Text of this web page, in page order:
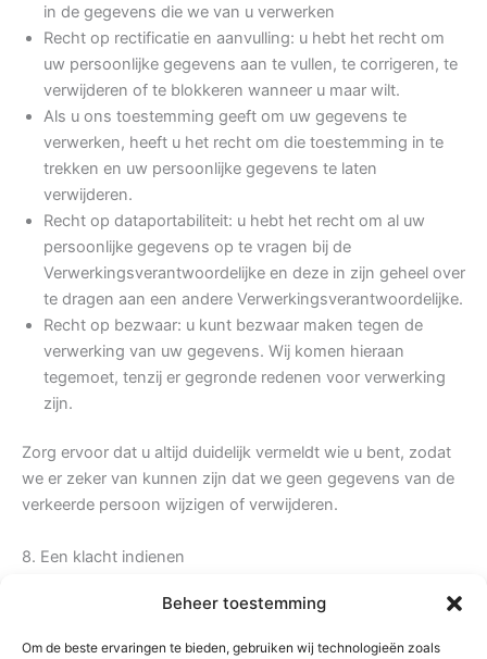
Beheer toestemming
Om de beste ervaringen te bieden, gebruiken wij technologieën zoals
in de gegevens die we van u verwerken
Recht op rectificatie en aanvulling: u hebt het recht om
uw persoonlijke gegevens aan te vullen, te corrigeren, te
verwijderen of te blokkeren wanneer u maar wilt.
Als u ons toestemming geeft om uw gegevens te
verwerken, heeft u het recht om die toestemming in te
trekken en uw persoonlijke gegevens te laten
verwijderen.
Recht op dataportabiliteit: u hebt het recht om al uw
persoonlijke gegevens op te vragen bij de
Verwerkingsverantwoordelijke en deze in zijn geheel over
te dragen aan een andere Verwerkingsverantwoordelijke.
Recht op bezwaar: u kunt bezwaar maken tegen de
verwerking van uw gegevens. Wij komen hieraan
tegemoet, tenzij er gegronde redenen voor verwerking
zijn.
Zorg ervoor dat u altijd duidelijk vermeldt wie u bent, zodat
we er zeker van kunnen zijn dat we geen gegevens van de
verkeerde persoon wijzigen of verwijderen.
8. Een klacht indienen
Als u niet tevreden bent met de manier waarop wij omgaan